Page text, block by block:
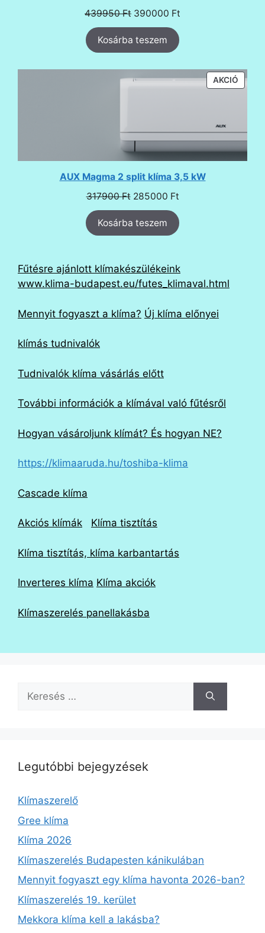
439950Ft Original
price
was:
439950 Ft.
390000 Ft
Kosárba teszem
AKCIÓ
AUX Magma 2 split klíma 3,5 kW
317900Ft Original
price
was:
317900 Ft.
285000 FtCurrent
is:
Kosárba teszem
Fűtésre ajánlott klímakészülékeink
www.klima-budapest.eu/futes_klimaval.html
Mennyit fogyaszt a klíma? Új klíma előnyei
klímás tudnivalók
Tudnivalók klíma vásárlás előtt
További információk a klímával való fűtésről
Hogyan vásároljunk klímát? És hogyan NE?
https://klimaaruda.hu/toshiba-klima
Cascade klíma
Akciós klímák Klíma tisztítás
Klíma tisztítás, klíma karbantartás
Inverteres klíma Klíma akciók
Klímaszerelés panellakásba
Keresés:
Legutóbbi bejegyzések
Klímaszerelő
Gree klíma
Klíma 2026
Klímaszerelés Budapesten kánikulában
Mennyit fogyaszt egy klíma havonta 2026-ban?
Klímaszerelés 19. kerület
Mekkora klíma kell a lakásba?